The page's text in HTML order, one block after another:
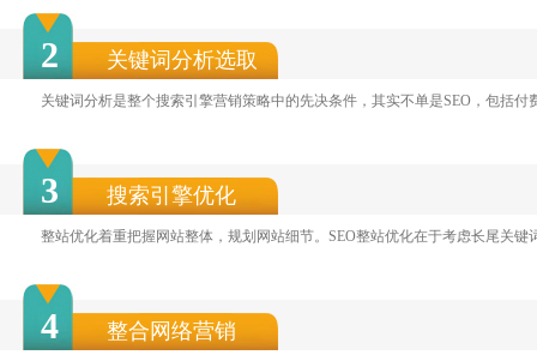
2 关键词分析选取
关键词分析是整个搜索引擎营销策略中的先决条件，其实不单是SEO，包括
3 搜索引擎优化
整站优化着重把握网站整体，规划网站细节。SEO整站优化在于考虑长尾关
4 整合网络营销